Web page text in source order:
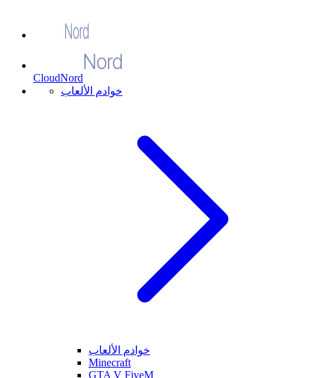
CloudNord
خوادم الألعاب
خوادم الألعاب
Minecraft
GTA V FiveM